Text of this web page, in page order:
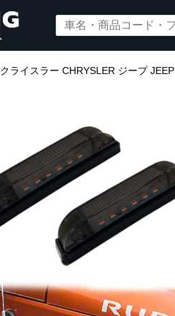
クライスラー CHRYSLER ジープ JEEP